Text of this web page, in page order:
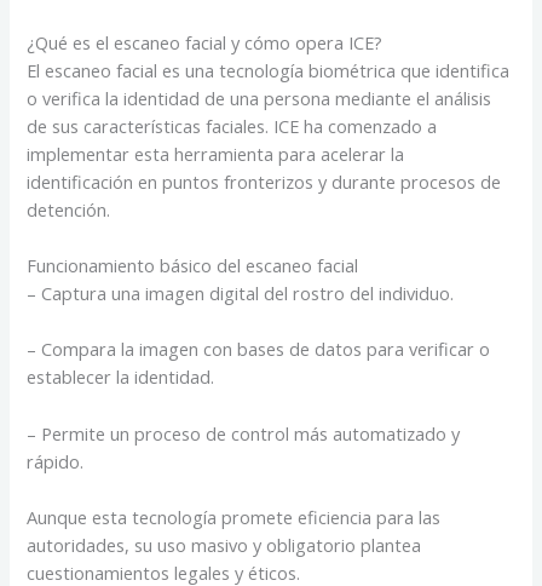
¿Qué es el escaneo facial y cómo opera ICE?
El escaneo facial es una tecnología biométrica que identifica
o verifica la identidad de una persona mediante el análisis
de sus características faciales. ICE ha comenzado a
implementar esta herramienta para acelerar la
identificación en puntos fronterizos y durante procesos de
detención.
Funcionamiento básico del escaneo facial
– Captura una imagen digital del rostro del individuo.
– Compara la imagen con bases de datos para verificar o
establecer la identidad.
– Permite un proceso de control más automatizado y
rápido.
Aunque esta tecnología promete eficiencia para las
autoridades, su uso masivo y obligatorio plantea
cuestionamientos legales y éticos.